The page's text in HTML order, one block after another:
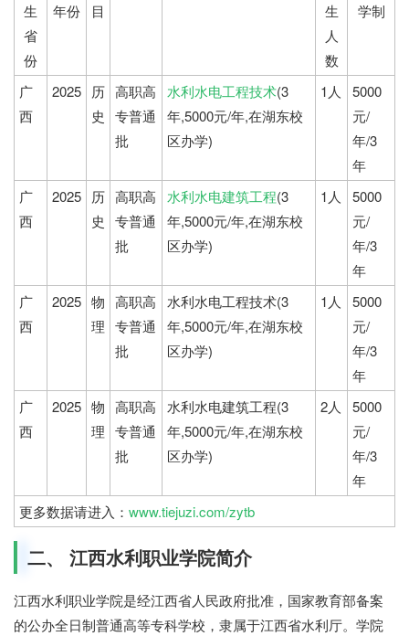
生
省
份
年份
目
生
人
数
学制
广
西
2025 历
史
高职高
专普通
批
水利水电工程技术(3
年,5000元/年,在湖东校
区办学)
1人
5000
元/
年/3
年
广
西
2025 历
史
高职高
专普通
批
水利水电建筑工程(3
年,5000元/年,在湖东校
区办学)
1人
5000
元/
年/3
年
广
西
2025 物
理
高职高
专普通
批
水利水电工程技术(3
年,5000元/年,在湖东校
区办学)
1人
5000
元/
年/3
年
广
西
2025 物
理
高职高
专普通
批
水利水电建筑工程(3
年,5000元/年,在湖东校
区办学)
2人
5000
元/
年/3
年
更多数据请进入： www.tiejuzi.com/zytb
二、 江西水利职业学院简介
江西水利职业学院是经江西省人民政府批准，国家教育部备案
的公办全日制普通高等专科学校，隶属于江西省水利厅。学院